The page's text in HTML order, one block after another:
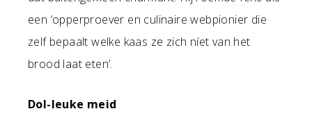
een ‘opperproever en culinaire webpionier die
zelf bepaalt welke kaas ze zich níet van het
brood laat eten’.
Dol-leuke meid